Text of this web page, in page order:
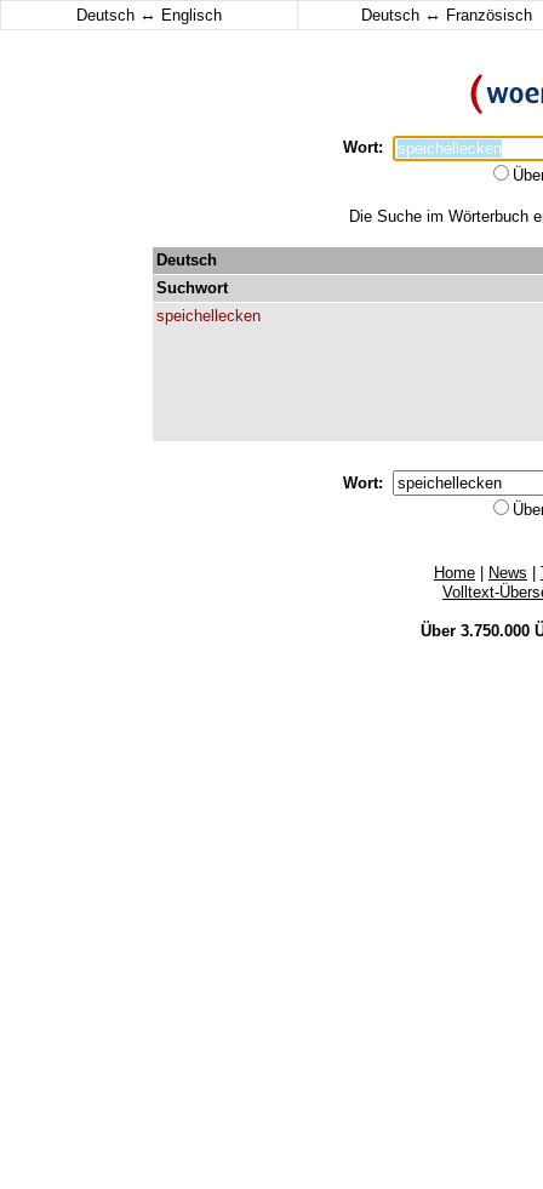
Deutsch ↔ Englisch Deutsch ↔ Französisch
Wort:
Die Suche im Wörterbuch
Deutsch
Suchwort
speichellecken
Wort:
Home News
Volltext-
Über 3.750.000